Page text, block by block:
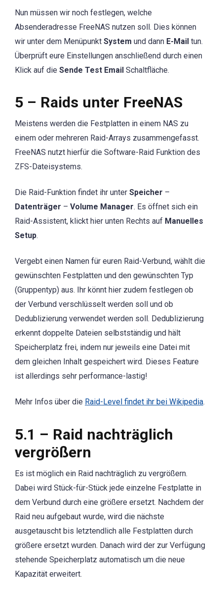
Nun müssen wir noch festlegen, welche
Absenderadresse FreeNAS nutzen soll. Dies können
wir unter dem Menüpunkt System und dann E-Mail tun.
Überprüft eure Einstellungen anschließend durch einen
Klick auf die Sende Test Email Schaltfläche.
5 – Raids unter FreeNAS
Meistens werden die Festplatten in einem NAS zu
einem oder mehreren Raid-Arrays zusammengefasst.
FreeNAS nutzt hierfür die Software-Raid Funktion des
ZFS-Dateisystems.
Die Raid-Funktion findet ihr unter Speicher –
Datenträger – Volume Manager. Es öffnet sich ein
Raid-Assistent, klickt hier unten Rechts auf Manuelles
Setup.
Vergebt einen Namen für euren Raid-Verbund, wählt die
gewünschten Festplatten und den gewünschten Typ
(Gruppentyp) aus. Ihr könnt hier zudem festlegen ob
der Verbund verschlüsselt werden soll und ob
Dedublizierung verwendet werden soll. Dedublizierung
erkennt doppelte Dateien selbstständig und hält
Speicherplatz frei, indem nur jeweils eine Datei mit
dem gleichen Inhalt gespeichert wird. Dieses Feature
ist allerdings sehr performance-lastig!
Mehr Infos über die Raid-Level findet ihr bei Wikipedia.
5.1 – Raid nachträglich
vergrößern
Es ist möglich ein Raid nachträglich zu vergrößern.
Dabei wird Stück-für-Stück jede einzelne Festplatte in
dem Verbund durch eine größere ersetzt. Nachdem der
Raid neu aufgebaut wurde, wird die nächste
ausgetauscht bis letztendlich alle Festplatten durch
größere ersetzt wurden. Danach wird der zur Verfügung
stehende Speicherplatz automatisch um die neue
Kapazität erweitert.